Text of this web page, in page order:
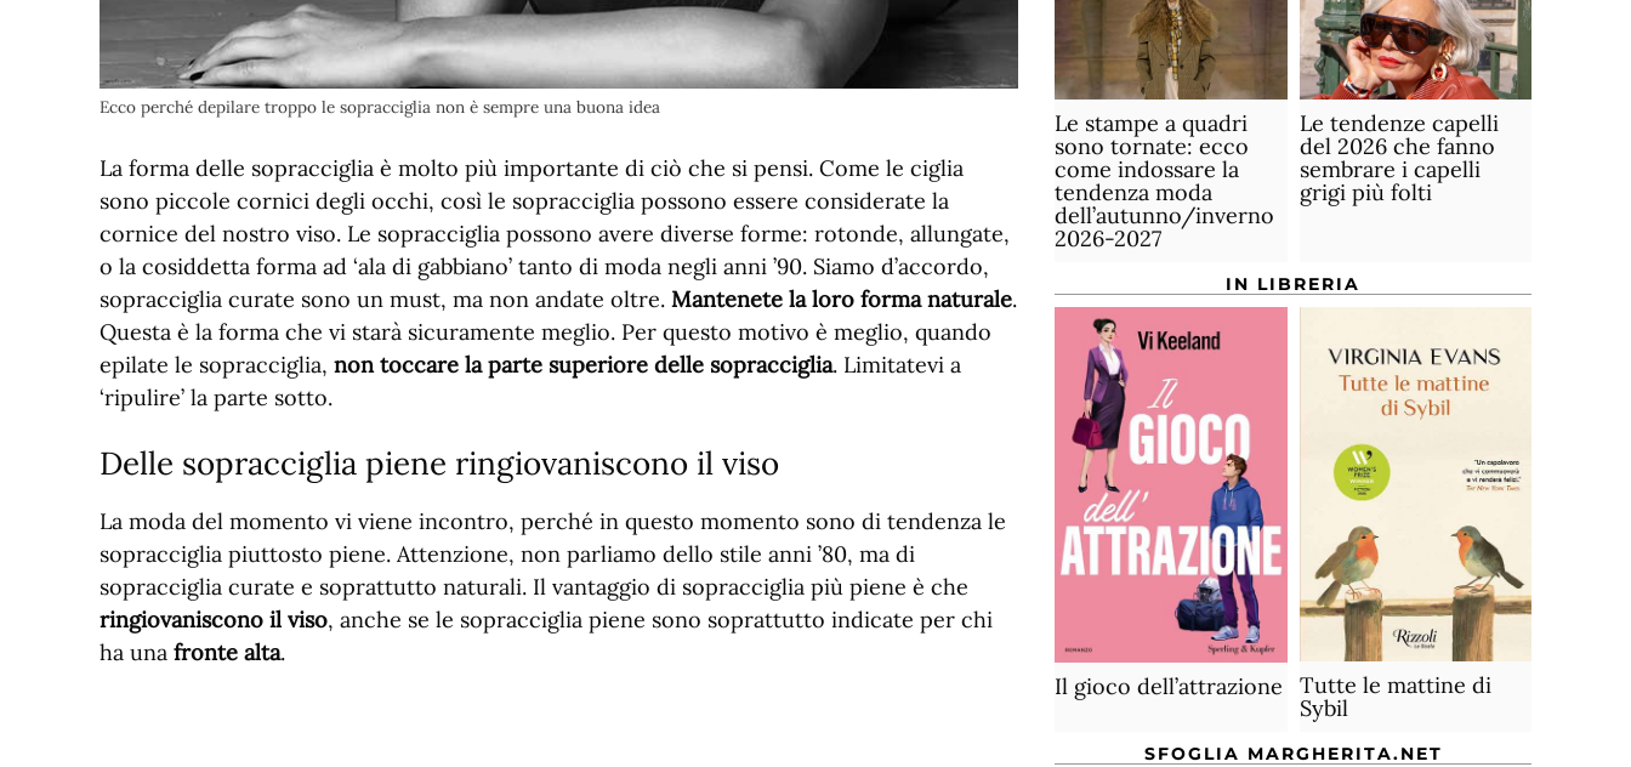
Ecco perché depilare troppo le sopracciglia non è sempre una buona idea
La forma delle sopracciglia è molto più importante di ciò che si pensi. Come le ciglia
sono piccole cornici degli occhi, così le sopracciglia possono essere considerate la
cornice del nostro viso. Le sopracciglia possono avere diverse forme: rotonde, allungate,
o la cosiddetta forma ad ‘ala di gabbiano’ tanto di moda negli anni ’90. Siamo d’accordo,
sopracciglia curate sono un must, ma non andate oltre. Mantenete la loro forma naturale.
Questa è la forma che vi starà sicuramente meglio. Per questo motivo è meglio, quando
epilate le sopracciglia, non toccare la parte superiore delle sopracciglia. Limitatevi a
‘ripulire’ la parte sotto.
Delle sopracciglia piene ringiovaniscono il viso
La moda del momento vi viene incontro, perché in questo momento sono di tendenza le
sopracciglia piuttosto piene. Attenzione, non parliamo dello stile anni ’80, ma di
sopracciglia curate e soprattutto naturali. Il vantaggio di sopracciglia più piene è che
ringiovaniscono il viso, anche se le sopracciglia piene sono soprattutto indicate per chi
ha una fronte alta.
Le stampe a quadri
sono tornate: ecco
come indossare la
tendenza moda
dell’autunno/inverno
2026-2027
Le tendenze capelli
del 2026 che fanno
sembrare i capelli
grigi più folti
IN LIBRERIA
Il gioco dell’attrazione
Tutte le mattine di
Sybil
SFOGLIA MARGHERITA.NET